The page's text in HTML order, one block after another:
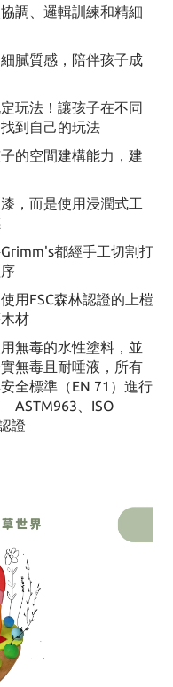
調、邏輯訓練和精細
膩質感，陪伴孩子成
玩法！讓孩子在不同
到自己的玩法
的空間建構能力，建
，而是使用浸潤式工
都經手工切割打
用FSC森林認證的上榿
材
無毒的水性塗料，並
無毒且耐唾液，所有
全標準（EN 71）進行
ASTM963、ISO
證